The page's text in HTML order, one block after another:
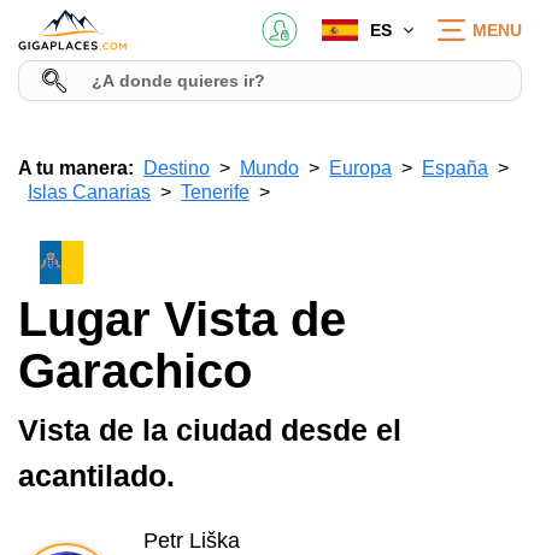
ES MENU
A tu manera: Destino Mundo Europa
España
Islas Canarias
Tenerife
Lugar Vista de
Garachico
Vista de la ciudad desde el
acantilado.
Petr Liška